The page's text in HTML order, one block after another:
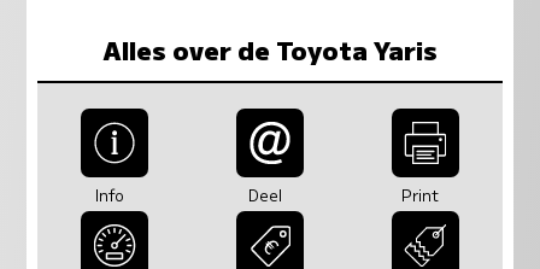
Alles over de Toyota Yaris
Info Deel Print